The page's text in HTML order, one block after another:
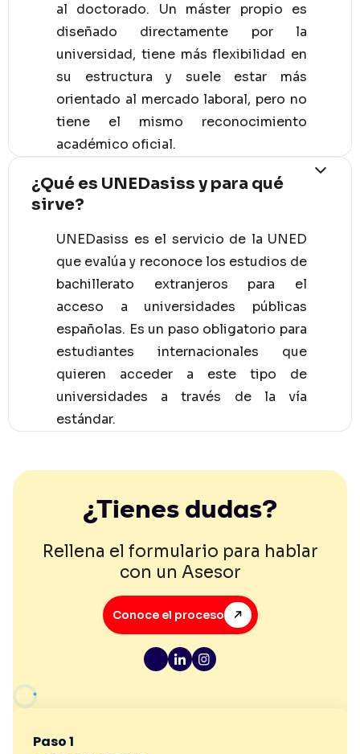
al doctorado. Un máster propio es
diseñado directamente por la
universidad, tiene más flexibilidad en
su estructura y suele estar más
orientado al mercado laboral, pero no
tiene el mismo reconocimiento
académico oficial.
¿Qué es UNEDasiss y para qué
sirve?
UNEDasiss es el servicio de la UNED
que evalúa y reconoce los estudios de
bachillerato extranjeros para el
acceso a universidades públicas
españolas. Es un paso obligatorio para
estudiantes internacionales que
quieren acceder a este tipo de
universidades a través de la vía
estándar.
¿Tienes dudas?
Rellena el formulario para hablar
con un Asesor
Conoce el proceso